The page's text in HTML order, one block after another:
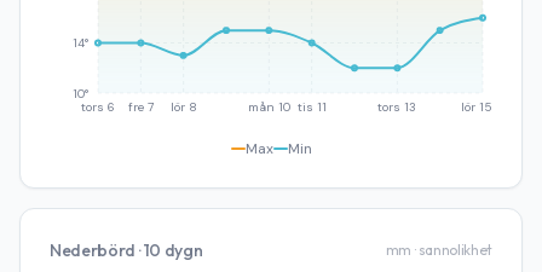
tors 6 fre 7 lör 8 mån 10 tis 11 tors 13 lör 15
10°
14°
Max Min
Nederbörd · 10 dygn mm · sannolikhet